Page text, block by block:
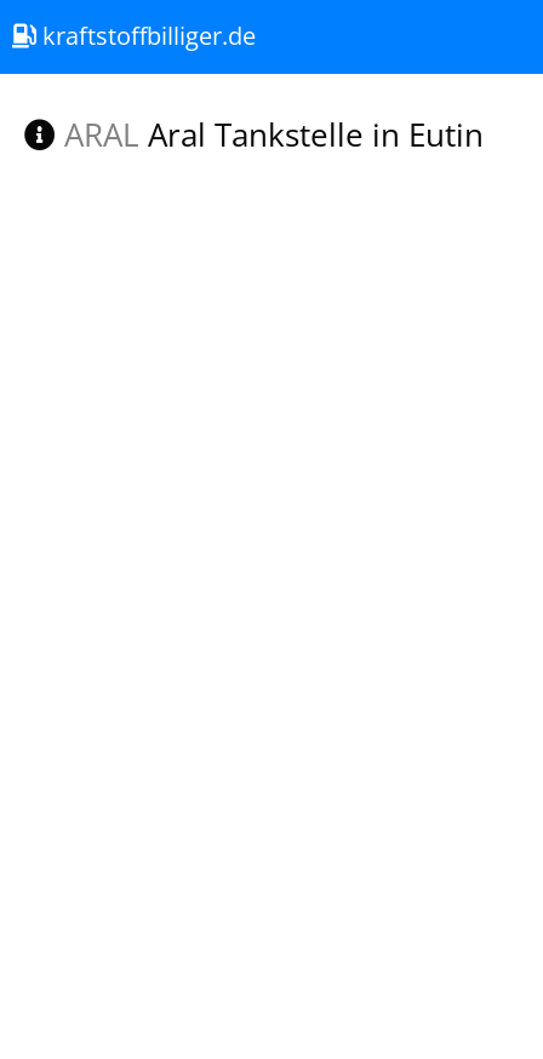
kraftstoffbilliger.de
ARAL Aral Tankstelle in Eutin